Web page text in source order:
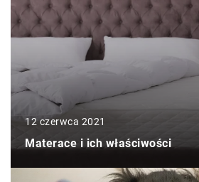
12 czerwca 2021
Materace i ich właściwości